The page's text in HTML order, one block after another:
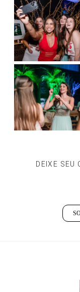
DEIXE SEU